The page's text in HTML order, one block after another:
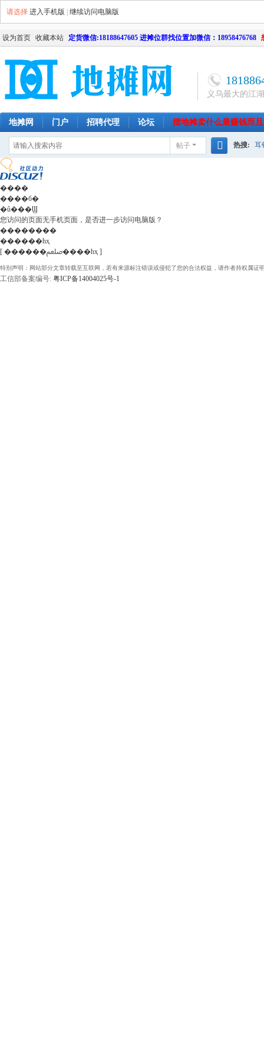
请选择 进入手机版 继续访问电脑版
设为首页 收藏本站 定货微信:18188647605 进摊位群找位置加微信：18958476768
义乌最大的江
地摊网 门户 招聘代理 论坛 摆地摊卖什么最赚钱而
南昌
帖子 热搜: 耳
����
����б�
�û���Ϣ
您访问的页面无手机页面，是否进一步访问电脑版？
��������
������һҳ
[ ������ﷵ����һҳ ]
特别声明：网站部分文章转载至互联网，若有来源标注错误或侵犯了您的合法权益，请作者持权属证
工信部备案编号: 粤ICP备14004025号-1